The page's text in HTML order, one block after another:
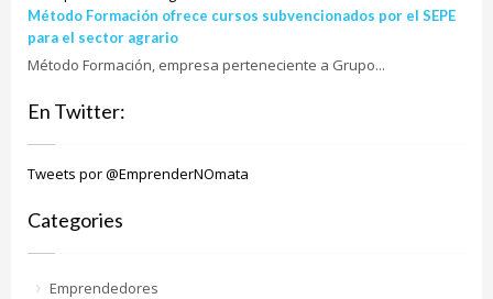
Método Formación ofrece cursos subvencionados por el SEPE
para el sector agrario
Método Formación, empresa perteneciente a Grupo...
En Twitter:
Tweets por @EmprenderNOmata
Categories
Emprendedores